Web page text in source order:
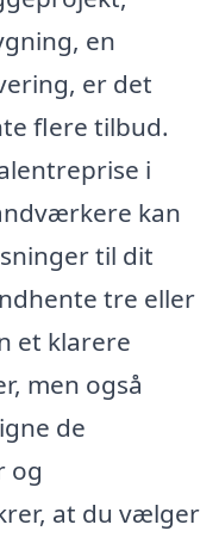
en
er det
flere tilbud.
i
kan
til dit
tre eller
et klarere
men også
de
og
at du vælger